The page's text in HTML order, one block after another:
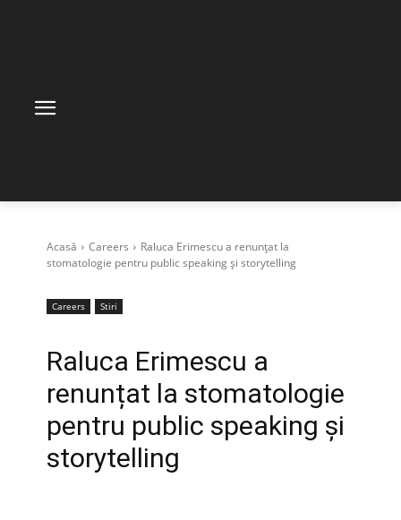
Acasă Careers
Raluca Erimescu a renunțat la
stomatologie pentru public speaking și storytelling
Careers Stiri
Raluca Erimescu a
renunțat la stomatologie
pentru public speaking și
storytelling